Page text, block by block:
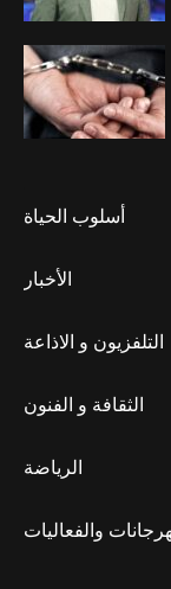
أسلوب الحياة
الأخبار
التلفزيون و الاذاعة
الثقافة و الفنون
الرياضة
والفعاليات